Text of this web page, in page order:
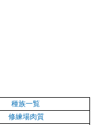
種族一覧
修練場肉質